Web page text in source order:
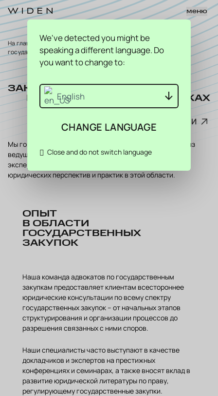
меню
На главную страницу>Юридические услуги > Закон о
государственных закупках
ЗАКОН О
ГОСУДАРСТВЕННЫХ ЗАКУПКАХ
СВЯЖИТЕСЬ С НАМИ
Мы гордимся тем, что в нашей команде работают одни из
ведущих специалистов по закупкам в странах Балтии –
эксперты, которые играли ключевую роль в развитии
юридических перспектив и практик в этой области.
ОПЫТ
В ОБЛАСТИ
ГОСУДАРСТВЕННЫХ
ЗАКУПОК
Наша команда адвокатов по государственным
закупкам предоставляет клиентам всестороннее
юридические консультации по всему спектру
государственных закупок – от начальных этапов
структурирования и организации процессов до
разрешения связанных с ними споров.
Наши специалисты часто выступают в качестве
докладчиков и экспертов на престижных
конференциях и семинарах, а также вносят вклад в
развитие юридической литературы по праву,
регулирующему государственные закупки.
We've detected you might be
speaking a different language. Do
you want to change to:
English
CHANGE LANGUAGE
Close and do not switch language